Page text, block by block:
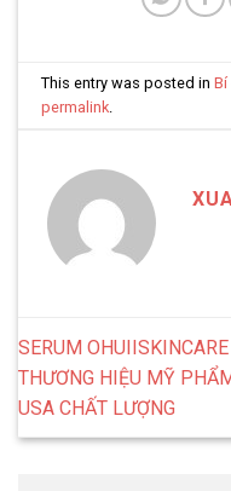
This entry was posted inBí
permalink
SERUM
THƯƠNG HIỆU MỸ
USA CHẤT LƯỢNG